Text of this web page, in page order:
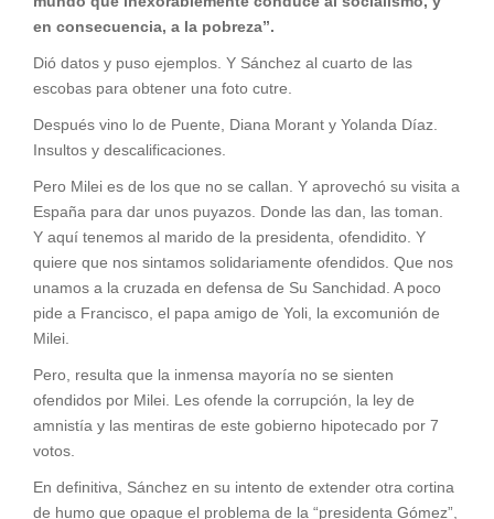
en consecuencia, a la pobreza”.
Dió datos y puso ejemplos. Y Sánchez al cuarto de las
escobas para obtener una foto cutre.
Después vino lo de Puente, Diana Morant y Yolanda Díaz.
Insultos y descalificaciones.
Pero Milei es de los que no se callan. Y aprovechó su visita a
España para dar unos puyazos. Donde las dan, las toman.
Y aquí tenemos al marido de la presidenta, ofendidito. Y
quiere que nos sintamos solidariamente ofendidos. Que nos
unamos a la cruzada en defensa de Su Sanchidad. A poco
pide a Francisco, el papa amigo de Yoli, la excomunión de
Milei.
Pero, resulta que la inmensa mayoría no se sienten
ofendidos por Milei. Les ofende la corrupción, la ley de
amnistía y las mentiras de este gobierno hipotecado por 7
votos.
En definitiva, Sánchez en su intento de extender otra cortina
de humo que opaque el problema de la “presidenta Gómez”,